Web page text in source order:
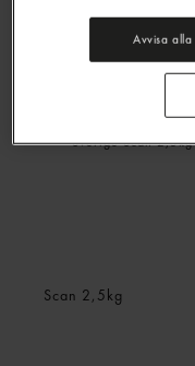
LOGGA IN
Scan 2,5kg
Avvisa alla